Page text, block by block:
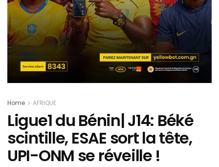
Home AFRIQUE
Ligue1 du Bénin| J14: Béké
scintille, ESAE sort la tête,
UPI-ONM se réveille !